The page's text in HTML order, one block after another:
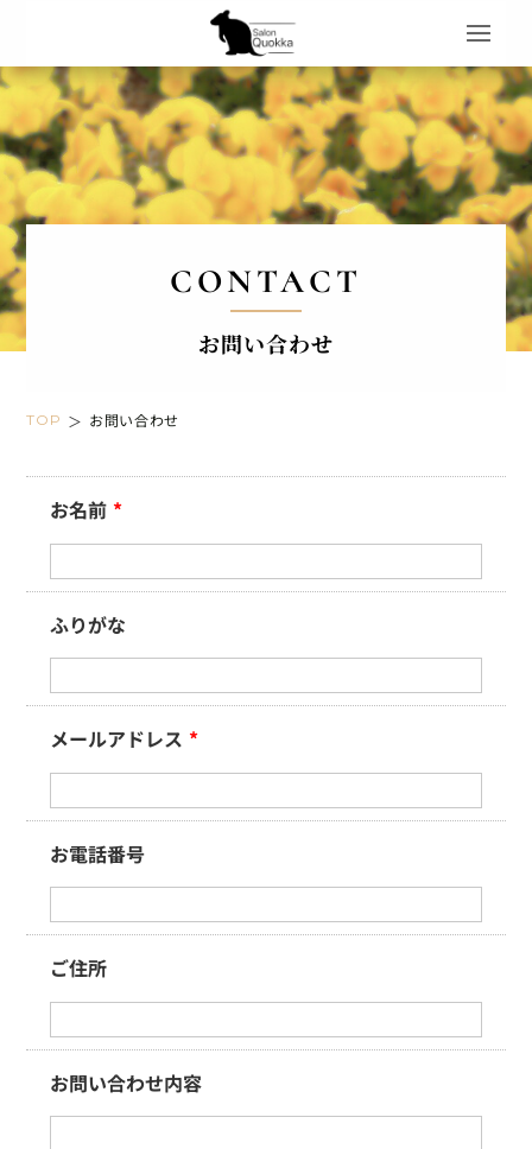
CONTACT
お問い合わせ
TOP ＞ お問い合わせ
お名前 *
ふりがな
メールアドレス *
お電話番号
ご住所
お問い合わせ内容